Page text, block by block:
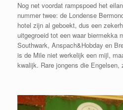
Nog net voordat rampspoed het
nummer twee: de Londense
hotel zijn al geboekt, dus een
uitgegroeid tot een waar biermekka
Southwark, Anspach&Hobday en
is de Mile niet werkelijk een mijl,
kwalijk. Rare jongens die Engelsen,